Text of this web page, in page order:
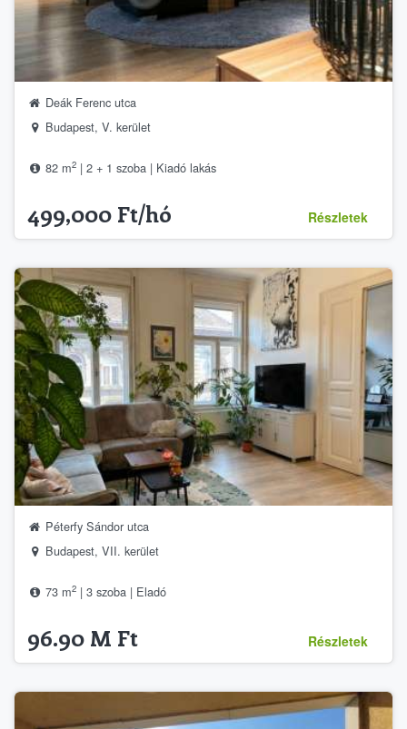
Deák Ferenc utca
Budapest, V. kerület
82 m2 | 2 + 1 szoba | Kiadó lakás
499,000 Ft/hó Részletek
Péterfy Sándor utca
Budapest, VII. kerület
73 m2 | 3 szoba | Eladó
96.90 M Ft Részletek